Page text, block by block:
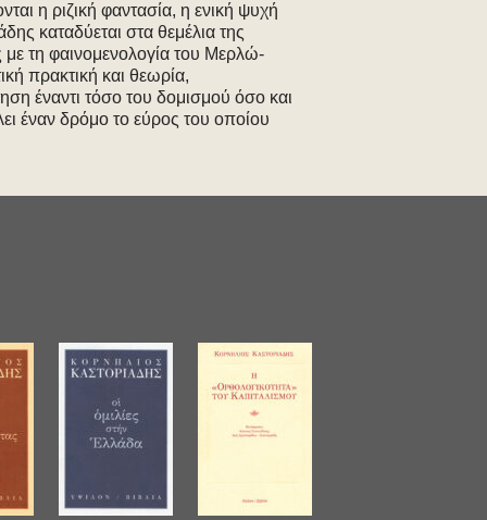
η ριζική φαντασία, η ενική ψυχή
καταδύεται στα θεμέλια της
με τη φαινομενολογία του Μερλώ-
πρακτική και θεωρία,
έναντι τόσο του δομισμού όσο και
έναν δρόμο το εύρος του οποίου